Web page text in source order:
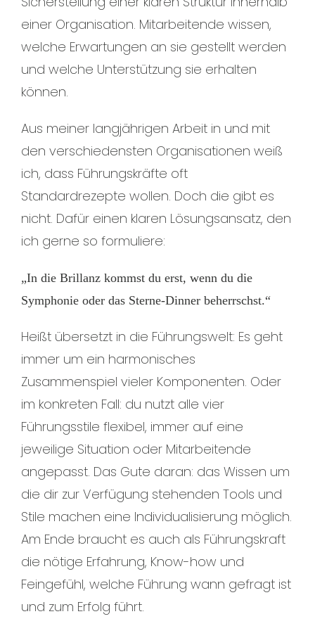
einer Organisation. Mitarbeitende wissen,
welche Erwartungen an sie gestellt werden
und welche Unterstützung sie erhalten
können.
Aus meiner langjährigen Arbeit in und mit
den verschiedensten Organisationen weiß
ich, dass Führungskräfte oft
Standardrezepte wollen. Doch die gibt es
nicht. Dafür einen klaren Lösungsansatz, den
ich gerne so formuliere:
„In die Brillanz kommst du erst, wenn du die
Symphonie oder das Sterne-Dinner beherrschst.“
Heißt übersetzt in die Führungswelt: Es geht
immer um ein harmonisches
Zusammenspiel vieler Komponenten. Oder
im konkreten Fall: du nutzt alle vier
Führungsstile flexibel, immer auf eine
jeweilige Situation oder Mitarbeitende
angepasst. Das Gute daran: das Wissen um
die dir zur Verfügung stehenden Tools und
Stile machen eine Individualisierung möglich.
Am Ende braucht es auch als Führungskraft
die nötige Erfahrung, Know-how und
Feingefühl, welche Führung wann gefragt ist
und zum Erfolg führt.